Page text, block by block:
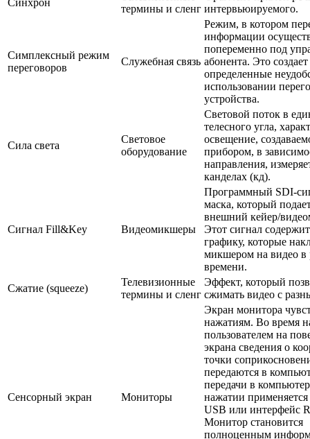
Синхрон
термины и сленг интервьюируемого.
Симплексный режим
переговоров
Служебная связь
Режим, в котором
информации
попеременно под
абонента. Это создает
определенные
использовании
устройства.
Сила света
Световое
оборудование
Световой поток в
телесного угла,
освещение,
прибором, в
направления,
канделах (кд).
Сигнал Fill&Key Видеомикшеры
Программный SDI-
маска, который
внешний кейер/
Этот сигнал
графику, которые
микшером на видео в
времени.
Сжатие (squeeze)
Телевизионные
термины и сленг
Эффект, который
сжимать видео с
Сенсорный экран Мониторы
Экран монитора
нажатиям. Во время
пользователем на
экрана сведения о
точки
передаются в
передачи в
нажатии
USB или интерфейс
Монитор становится
полноценным